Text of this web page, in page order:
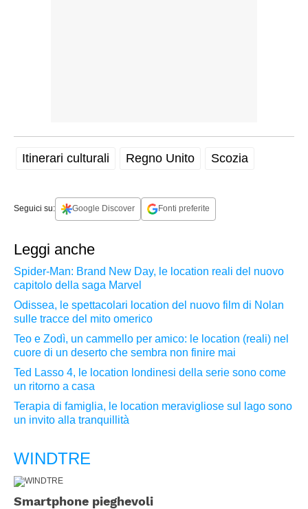
Itinerari culturali Regno Unito Scozia
Seguici su: Google Discover Fonti preferite
Leggi anche
Spider-Man: Brand New Day, le location reali del nuovo
capitolo della saga Marvel
Odissea, le spettacolari location del nuovo film di Nolan
sulle tracce del mito omerico
Teo e Zodì, un cammello per amico: le location (reali) nel
cuore di un deserto che sembra non finire mai
Ted Lasso 4, le location londinesi della serie sono come
un ritorno a casa
Terapia di famiglia, le location meravigliose sul lago sono
un invito alla tranquillità
WINDTRE
Smartphone pieghevoli